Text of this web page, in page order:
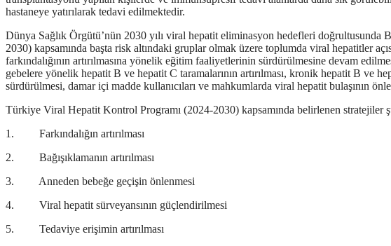
hastaneye yatırılarak tedavi edilmektedir.
Dünya Sağlık Örgütü’nün 2030 yılı viral hepatit eliminasyon hedefleri
2030) kapsamında başta risk altındaki gruplar olmak üzere toplumda viral hepatitler
farkındalığının artırılmasına yönelik eğitim faaliyetlerinin sürdürülmesine devam
gebelere yönelik hepatit B ve hepatit C taramalarının artırılması, kronik hepatit B ve
sürdürülmesi, damar içi madde kullanıcıları ve mahkumlarda viral hepatit bulaşının
Türkiye Viral Hepatit Kontrol Programı (2024-2030) kapsamında belirlenen stratejiler
1. Farkındalığın artırılması
2. Bağışıklamanın artırılması
3. Anneden bebeğe geçişin önlenmesi
4. Viral hepatit sürveyansının güçlendirilmesi
5. Tedaviye erişimin artırılması